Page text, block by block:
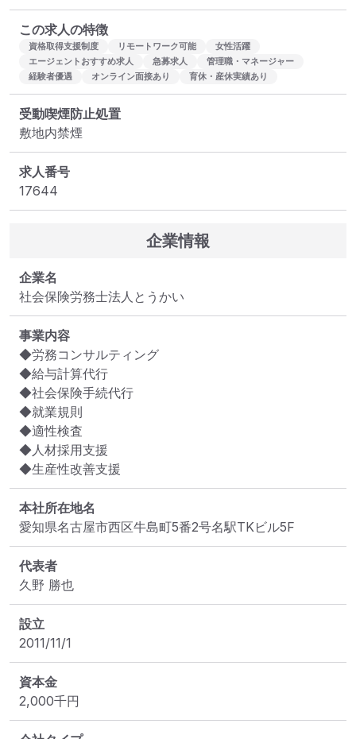
この求人の特徴
資格取得支援制度 リモートワーク可能
女性活躍
エージェントおすすめ求人
急募求人
管理職・マネージャー
経験者優遇
オンライン面接あり 育休・産休実績あり
受動喫煙防止処置
敷地内禁煙
求人番号
17644
企業情報
企業名
社会保険労務士法人とうかい
事業内容
◆労務コンサルティング
◆給与計算代行
◆社会保険手続代行
◆就業規則
◆適性検査
◆人材採用支援
◆生産性改善支援
本社所在地名
愛知県名古屋市西区牛島町5番2号名駅TKビル5F
代表者
久野 勝也
設立
2011/11/1
資本金
2,000千円